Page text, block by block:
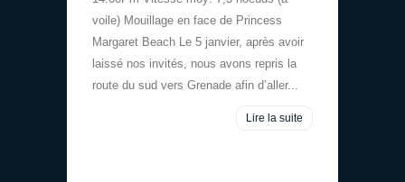
voile) Mouillage en face de Princess
Margaret Beach Le 5 janvier, après avoir
laissé nos invités, nous avons repris la
route du sud vers Grenade afin d’aller...
Lire la suite